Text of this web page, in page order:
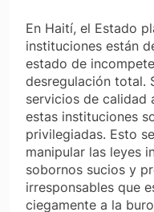
En Haití, el Estado
instituciones están
estado de
desregulación total.
servicios de calidad
estas instituciones
privilegiadas. Esto
manipular las leyes
sobornos sucios y
irresponsables que
ciegamente a la